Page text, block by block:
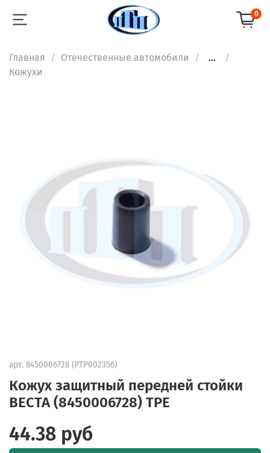
0
Главная Отечественные автомобили
...
Кожухи
арт. 8450006728 (PTP002356)
Кожух защитный передней стойки
ВЕСТА (8450006728) TPE
44.38 руб